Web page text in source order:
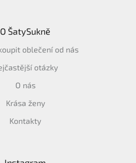
O ŠatySukně
oblečení od nás
otázky
O nás
Krása ženy
Kontakty